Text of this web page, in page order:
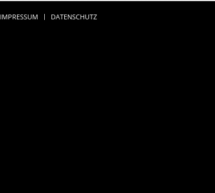
IMPRESSUM DATENSCHUTZ